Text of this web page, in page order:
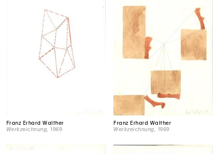
Franz Erhard Walther
Werkzeichnung, 1969
Franz Erhard Walther
Werkzeichnung, 1969